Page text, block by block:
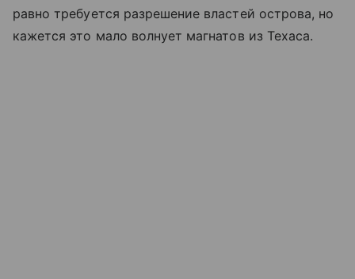
равно требуется разрешение властей острова, но
кажется это мало волнует магнатов из Техаса.